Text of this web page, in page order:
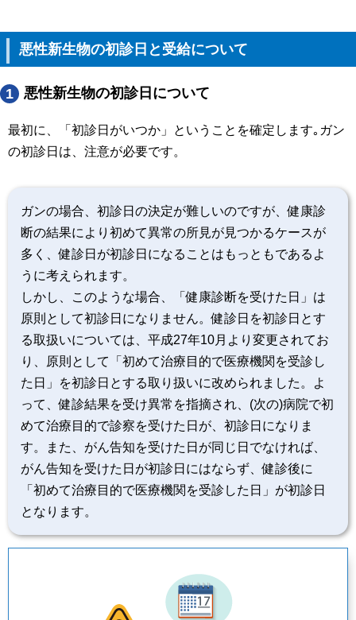
悪性新生物の初診日と受給について
1 悪性新生物の初診日について
最初に、「初診日がいつか」ということを確定します｡ガン
の初診日は、注意が必要です。
ガンの場合、初診日の決定が難しいのですが、健康診
断の結果により初めて異常の所見が見つかるケースが
多く、健診日が初診日になることはもっともであるよ
うに考えられます。
しかし、このような場合、「健康診断を受けた日」は
原則として初診日になりません。健診日を初診日とす
る取扱いについては、平成27年10月より変更されてお
り、原則として「初めて治療目的で医療機関を受診し
た日」を初診日とする取り扱いに改められました。よ
って、健診結果を受け異常を指摘され、(次の)病院で初
めて治療目的で診察を受けた日が、初診日になりま
す。また、がん告知を受けた日が同じ日でなければ、
がん告知を受けた日が初診日にはならず、健診後に
「初めて治療目的で医療機関を受診した日」が初診日
となります。